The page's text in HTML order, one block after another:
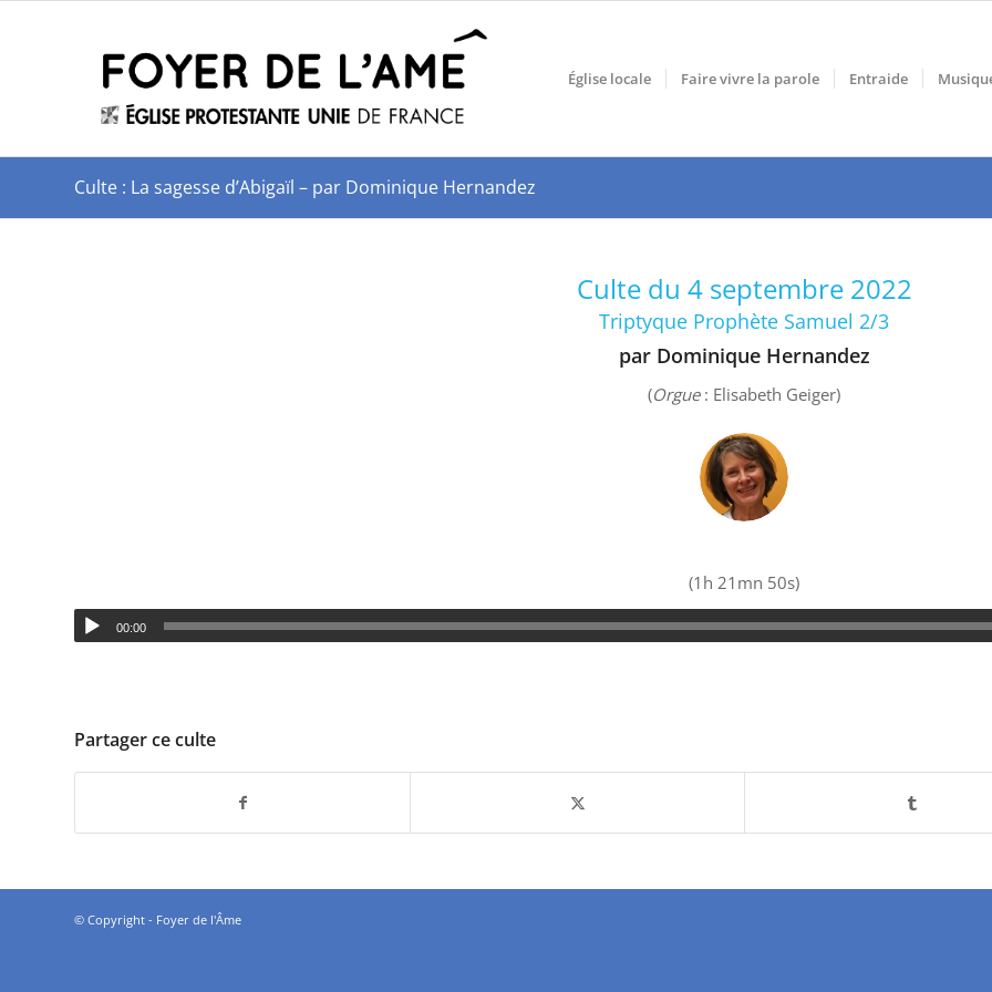
Église locale Faire vivre la parole Entraide
Culte : La sagesse d’Abigaïl – par Dominique Hernandez
Culte du 4 septembre 2022
Triptyque Prophète Samuel 2/3
par Dominique Hernandez
(Orgue: Elisabeth Geiger)
(1h 21mn 50s)
00:00
Partager ce culte
© Copyright - Foyer de l'Âme